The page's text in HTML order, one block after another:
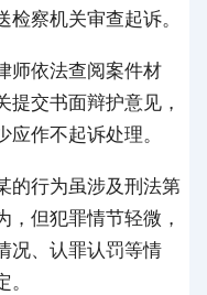
察机关审查起诉。
师依法查阅案件材
交书面辩护意见，
作不起诉处理。
的行为虽涉及刑法第
但犯罪情节轻微，
况、认罪认罚等情